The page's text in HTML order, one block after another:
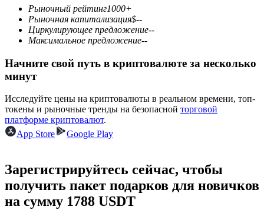
USDC фьючерсы
Фьючерсы с использованием USDC в качестве
Рыночный рейтинг1000+
Рыночная капитализация$--
Циркулирующее предложение--
Максимальное предложение--
Начните свой путь в криптовалюте за несколько
минут
Исследуйте цены на криптовалюты в реальном времени, топ-
токены и рыночные тренды на безопасной торговой
платформе криптовалют.
App Store
Google Play
Зарегистрируйтесь сейчас, чтобы
получить пакет подарков для новичков
на сумму 1788 USDT